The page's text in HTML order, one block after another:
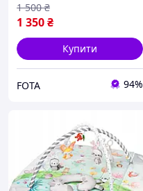
1 350₴
1 500 ₴
Купити
FOTA 94%